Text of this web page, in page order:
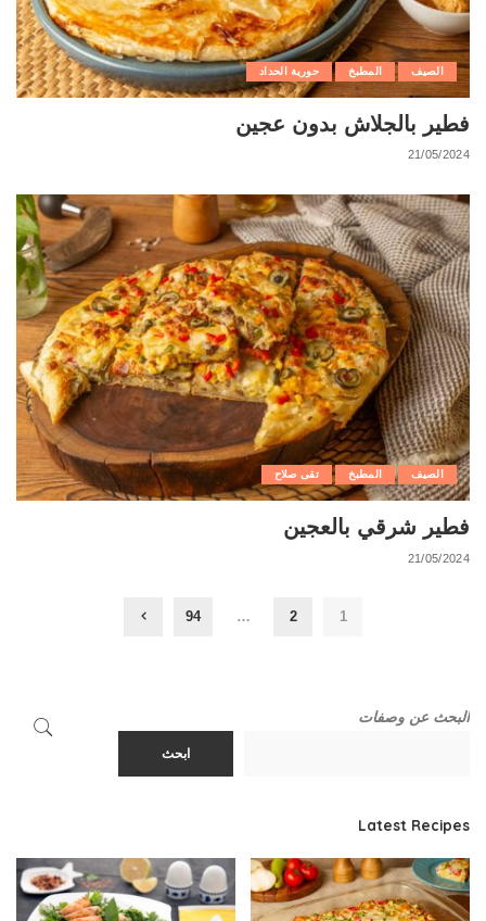
الصيف المطبخ حورية الحداد
فطير بالجلاش بدون عجين
21/05/2024
الصيف المطبخ تقى صلاح
فطير شرقي بالعجين
21/05/2024
1
2
…
94
البحث عن وصفات
ابحث
Latest Recipes